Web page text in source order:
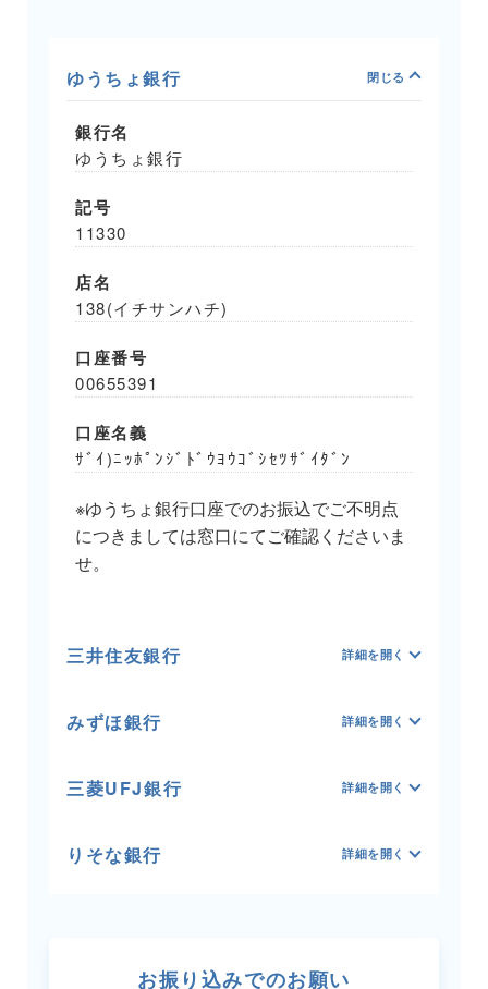
ゆうちょ銀行
銀行名
ゆうちょ銀行
記号
11330
店名
138(イチサンハチ)
口座番号
00655391
口座名義
ｻﾞｲ)ﾆｯﾎﾟﾝｼﾞﾄﾞｳﾖｳｺﾞｼｾﾂｻﾞｲﾀﾞﾝ
※ゆうちょ銀行口座でのお振込でご不明点
につきましては窓口にてご確認くださいま
せ。
三井住友銀行
みずほ銀行
三菱UFJ銀行
りそな銀行
お振り込みでのお願い